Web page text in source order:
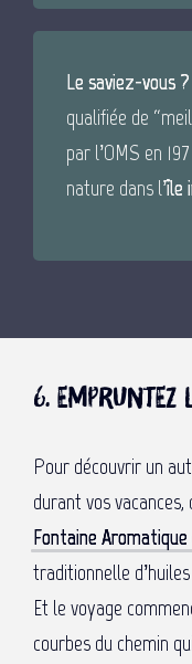
Le saviez-vous ?
qualifiée de
par l’OMS en
nature dans l’île
6.
Pour découvrir un
durant vos
Fontaine Aromatique
traditionnelle
Et le voyage
courbes du chemin